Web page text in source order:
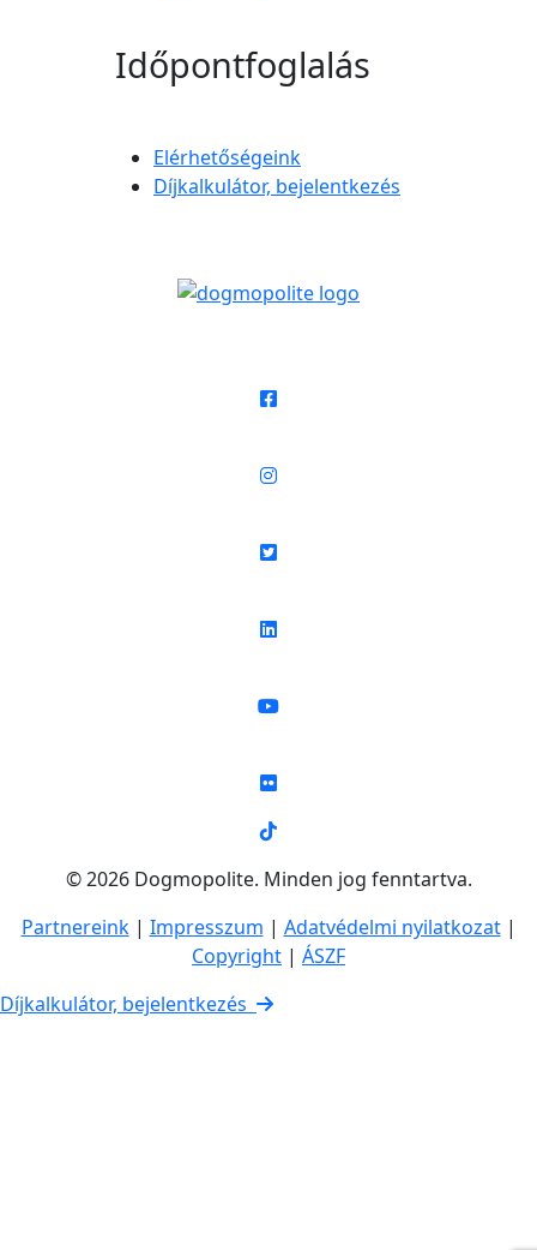
Időpontfoglalás
Elérhetőségeink
Díjkalkulátor, bejelentkezés
© 2026 Dogmopolite. Minden jog fenntartva.
Partnereink| Impresszum | Adatvédelmi nyilatkozat|
Copyright | ÁSZF
Díjkalkulátor, bejelentkezés